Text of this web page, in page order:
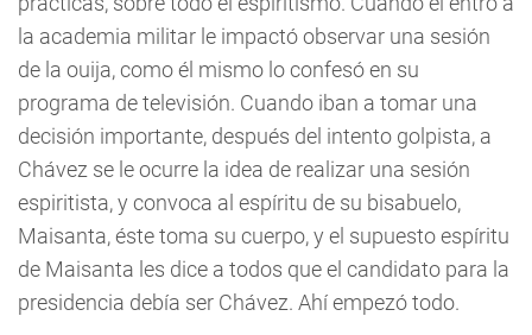
la academia militar le impactó observar una sesión
de la ouija, como él mismo lo confesó en su
programa de televisión. Cuando iban a tomar una
decisión importante, después del intento golpista, a
Chávez se le ocurre la idea de realizar una sesión
espiritista, y convoca al espíritu de su bisabuelo,
Maisanta, éste toma su cuerpo, y el supuesto espíritu
de Maisanta les dice a todos que el candidato para la
presidencia debía ser Chávez. Ahí empezó todo.